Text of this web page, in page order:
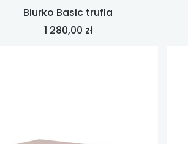
Biurko Basic trufla
Cena
1 280,00 zł